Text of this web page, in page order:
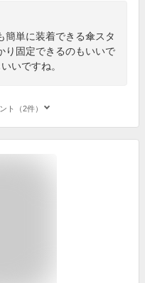
簡単に装着できる傘スタ
り固定できるのもいいで
いですね。
ト（2件）